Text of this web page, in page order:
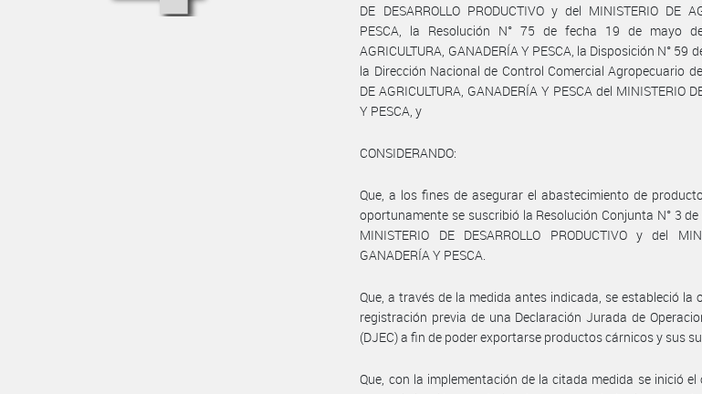
DE DESARROLLO PRODUCTIVO y del MINISTERIO DE
PESCA, la Resolución N° 75 de fecha 19 de mayo
AGRICULTURA, GANADERÍA Y PESCA, la Disposición N° 59
la Dirección Nacional de Control Comercial Agropecuario
DE AGRICULTURA, GANADERÍA Y PESCA del MINISTERIO
Y PESCA, y
CONSIDERANDO:
Que, a los fines de asegurar el abastecimiento de
oportunamente se suscribió la Resolución Conjunta N° 3
MINISTERIO DE DESARROLLO PRODUCTIVO y del
GANADERÍA Y PESCA.
Que, a través de la medida antes indicada, se estableció la
registración previa de una Declaración Jurada de
(DJEC) a fin de poder exportarse productos cárnicos y sus
Que, con la implementación de la citada medida se inició